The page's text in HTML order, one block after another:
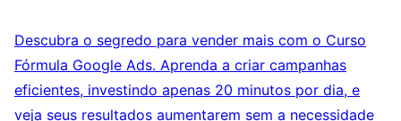
Descubra o segredo para vender mais com o Curso
Fórmula Google Ads. Aprenda a criar campanhas
eficientes, investindo apenas 20 minutos por dia, e
veja seus resultados aumentarem sem a necessidade